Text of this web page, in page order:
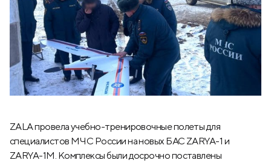
ZALA провела учебно-тренировочные полеты для
специалистов МЧС России на новых БАС ZARYA-1 и
ZARYA-1M. Комплексы были досрочно поставлены